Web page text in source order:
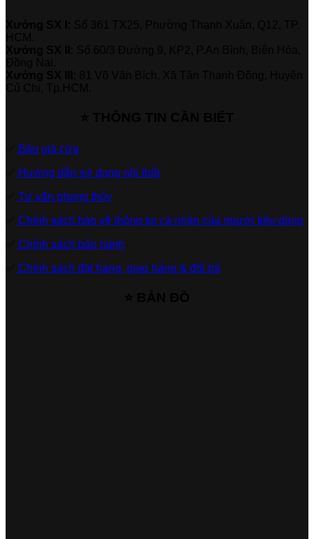
Báo giá cửa
Hướng dẫn sử dụng nội thất
Tư vấn phong thủy
Chính sách bảo vệ thông tin cá nhân của người tiêu dùng
Chính sách bảo hành
Chính sách đặt hàng, giao hàng & đổi trả